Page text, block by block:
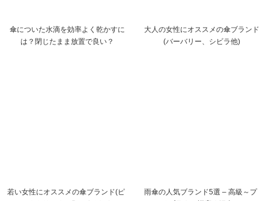
傘についた水滴を効率よく乾かすに
は？閉じたまま放置で良い？
大人の女性にオススメの傘ブランド
(バーバリー、シビラ他)
若い女性にオススメの傘ブランド(ピ
雨傘の人気ブランド5選 – 高級～プ